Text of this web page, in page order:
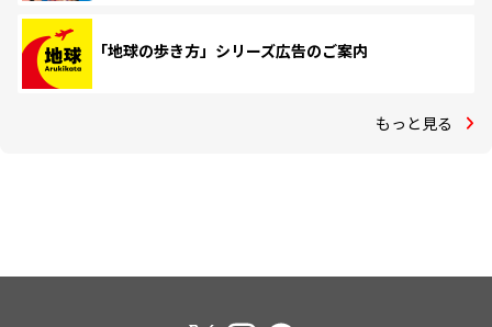
「地球の歩き方」シリーズ広告のご案内
もっと見る